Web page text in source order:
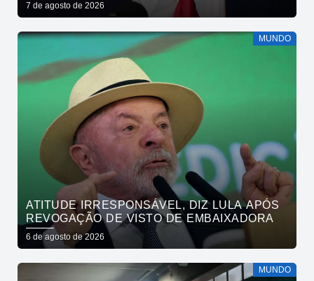
7 de agosto de 2026
MUNDO
ATITUDE IRRESPONSÁVEL, DIZ LULA APÓS
REVOGAÇÃO DE VISTO DE EMBAIXADORA
6 de agosto de 2026
MUNDO